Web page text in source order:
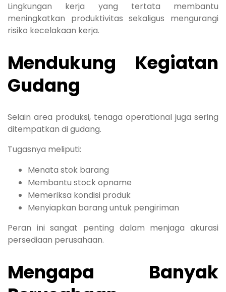
Lingkungan kerja yang tertata membantu
meningkatkan produktivitas sekaligus mengurangi
risiko kecelakaan kerja.
Mendukung Kegiatan
Gudang
Selain area produksi, tenaga operational juga sering
ditempatkan di gudang.
Tugasnya meliputi:
Menata stok barang
Membantu stock opname
Memeriksa kondisi produk
Menyiapkan barang untuk pengiriman
Peran ini sangat penting dalam menjaga akurasi
persediaan perusahaan.
Mengapa Banyak